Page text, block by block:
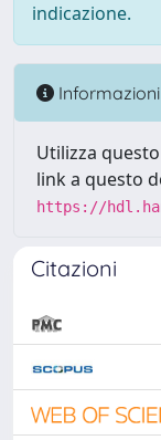
indicazione.
Informazioni
Utilizza
link a questo
https://
Citazioni